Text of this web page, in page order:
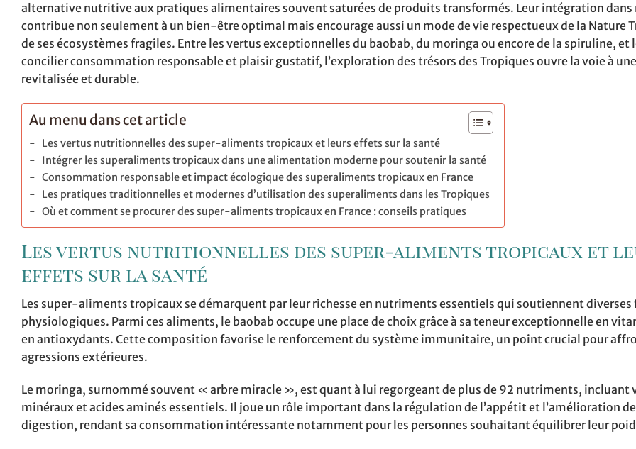
alternative nutritive aux pratiques alimentaires souvent saturées de produits transformés. Leur intégration dans
contribue non seulement à un bien-être optimal mais encourage aussi un mode de vie respectueux de la Nature
de ses écosystèmes fragiles. Entre les vertus exceptionnelles du baobab, du moringa ou encore de la spiruline, et
concilier consommation responsable et plaisir gustatif, l’exploration des trésors des Tropiques ouvre la voie à
revitalisée et durable.
Au menu dans cet article
Les vertus nutritionnelles des super-aliments tropicaux et leurs effets sur la santé
Intégrer les superaliments tropicaux dans une alimentation moderne pour soutenir la santé
Consommation responsable et impact écologique des superaliments tropicaux en France
Les pratiques traditionnelles et modernes d’utilisation des superaliments dans les Tropiques
Où et comment se procurer des super-aliments tropicaux en France : conseils pratiques
Les vertus nutritionnelles des super-aliments tropicaux et
effets sur la santé
Les super-aliments tropicaux se démarquent par leur richesse en nutriments essentiels qui soutiennent
physiologiques. Parmi ces aliments, le baobab occupe une place de choix grâce à sa teneur exceptionnelle en
en antioxydants. Cette composition favorise le renforcement du système immunitaire, un point crucial pour
agressions extérieures.
Le moringa, surnommé souvent « arbre miracle », est quant à lui regorgeant de plus de 92 nutriments, incluant
minéraux et acides aminés essentiels. Il joue un rôle important dans la régulation de l’appétit et l’amélioration
digestion, rendant sa consommation intéressante notamment pour les personnes souhaitant équilibrer leur